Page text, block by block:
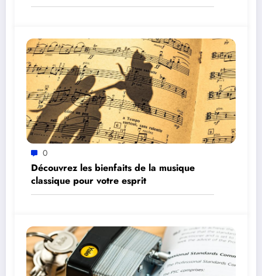
0
Découvrez les bienfaits de la musique
classique pour votre esprit